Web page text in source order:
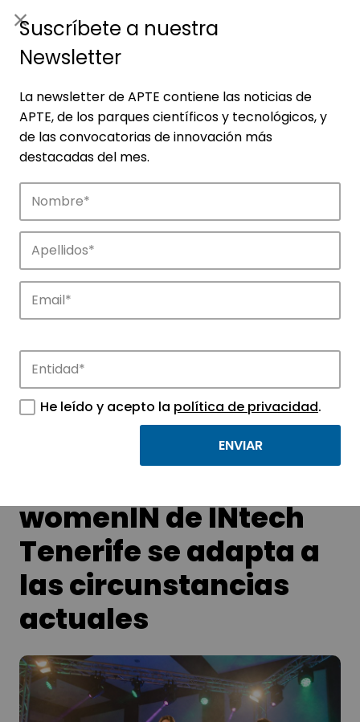
Noticias
Conoce las noticias más destacadas de
APTE y sus parques científicos y
tecnológicos.
womenIN de INtech
Tenerife se adapta a
las circunstancias
actuales
Suscríbete a nuestra
Newsletter
La newsletter de APTE contiene las noticias de
APTE, de los parques científicos y tecnológicos, y
de las convocatorias de innovación más
destacadas del mes.
He leído y acepto la política de privacidad.